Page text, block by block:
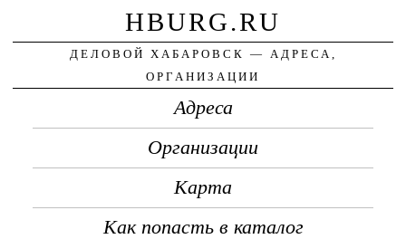
HBURG.RU
ДЕЛОВОЙ ХАБАРОВСК — АДРЕСА,
ОРГАНИЗАЦИИ
Адреса
Организации
Карта
Как попасть в каталог